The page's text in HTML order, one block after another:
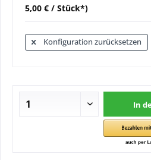
5,00 € / Stück*)
Konfiguration zurücksetzen
In